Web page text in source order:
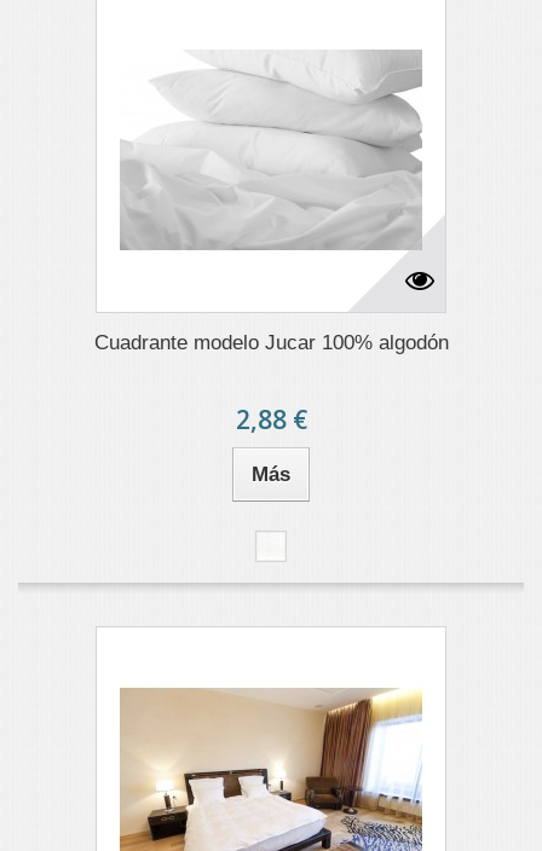
Cuadrante modelo Jucar 100% algodón
2,88 €
Más